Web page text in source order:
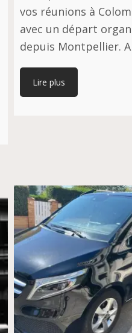
vos réunions à
avec un départ
depuis Montpellier.
Lire plus